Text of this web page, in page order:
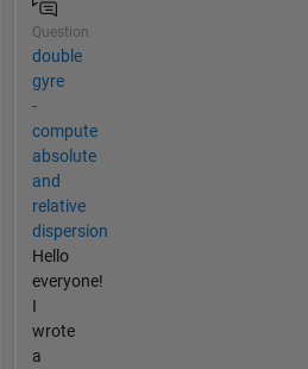
Question
double
gyre
-
compute
absolute
and
relative
dispersion
Hello
everyone!
I
wrote
a